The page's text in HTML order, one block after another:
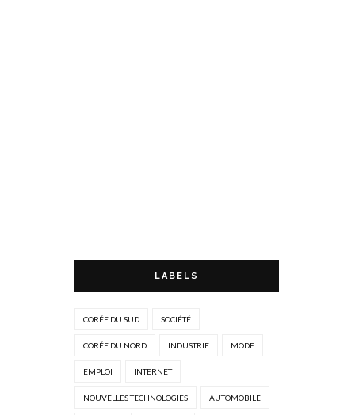
LABELS
CORÉE DU SUD SOCIÉTÉ
CORÉE DU NORD INDUSTRIE MODE
EMPLOI INTERNET
NOUVELLES TECHNOLOGIES AUTOMOBILE